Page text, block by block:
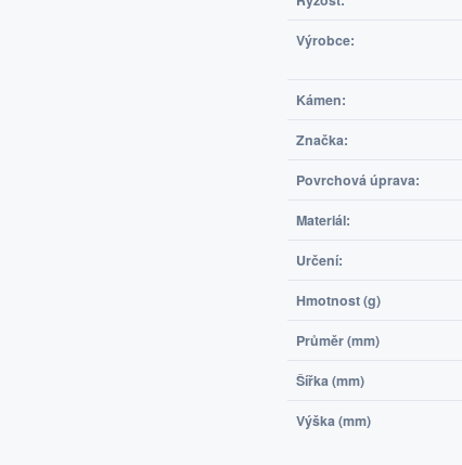
Výrobce:
Kámen:
Značka:
Povrchová úprava:
Materiál:
Určení:
Hmotnost (g)
Průměr (mm)
Šířka (mm)
Výška (mm)